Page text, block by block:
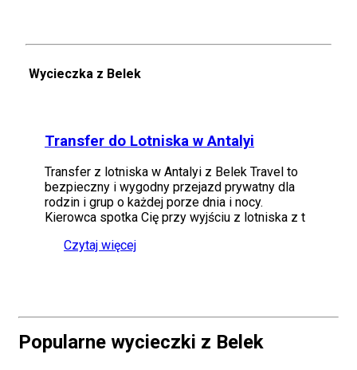
Wycieczka z Belek
Transfer do Lotniska w Antalyi
Transfer z lotniska w Antalyi z Belek Travel to
bezpieczny i wygodny przejazd prywatny dla
rodzin i grup o każdej porze dnia i nocy.
Kierowca spotka Cię przy wyjściu z lotniska z t
Czytaj więcej
Popularne wycieczki z Belek